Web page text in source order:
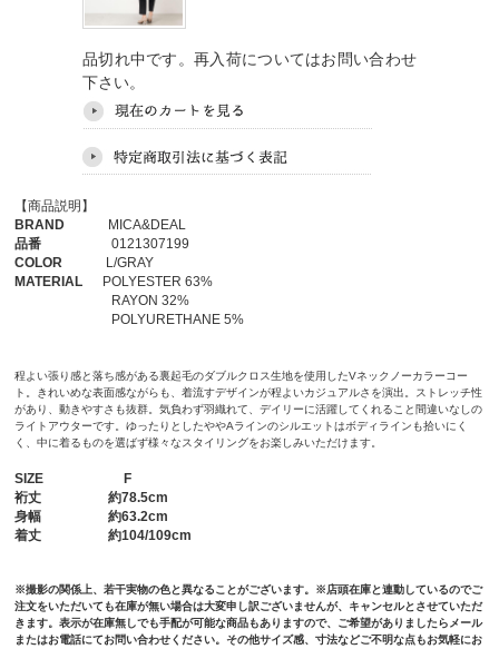
品切れ中です。再入荷についてはお問い合わせ
下さい。
【商品説明】
BRAND MICA&DEAL
品番 0121307199
COLOR L/GRAY
MATERIAL POLYESTER 63%
RAYON 32%
POLYURETHANE 5%
程よい張り感と落ち感がある裏起毛のダブルクロス生地を使用したVネックノーカラーコー
ト。きれいめな表面感ながらも、着流すデザインが程よいカジュアルさを演出。ストレッチ性
があり、動きやすさも抜群。気負わず羽織れて、デイリーに活躍してくれること間違いなしの
ライトアウターです。ゆったりとしたややAラインのシルエットはボディラインも拾いにく
く、中に着るものを選ばず様々なスタイリングをお楽しみいただけます。
SIZE
F
裄丈 約78.5cm
身幅 約63.2cm
着丈 約104/109cm
※撮影の関係上、若干実物の色と異なることがございます。※店頭在庫と連動しているのでご
注文をいただいても在庫が無い場合は大変申し訳ございませんが、キャンセルとさせていただ
きます。表示が在庫無しでも手配が可能な商品もありますので、ご希望がありましたらメール
またはお電話にてお問い合わせください。その他サイズ感、寸法などご不明な点もお気軽にお